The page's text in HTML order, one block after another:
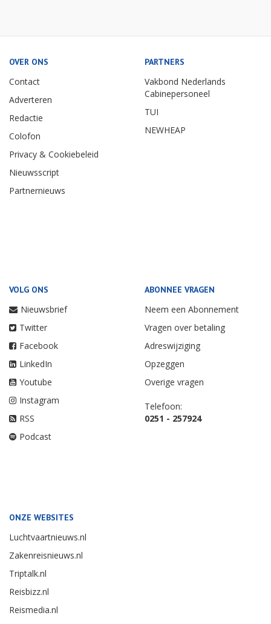
OVER ONS
Contact
Adverteren
Redactie
Colofon
Privacy & Cookiebeleid
Nieuwsscript
Partnernieuws
PARTNERS
Vakbond Nederlands
Cabinepersoneel
TUI
NEWHEAP
VOLG ONS
Nieuwsbrief
Twitter
Facebook
LinkedIn
Youtube
Instagram
RSS
Podcast
ABONNEE VRAGEN
Neem een Abonnement
Vragen over betaling
Adreswijziging
Opzeggen
Overige vragen
Telefoon:
0251 - 257924
ONZE WEBSITES
Luchtvaartnieuws.nl
Zakenreisnieuws.nl
Triptalk.nl
Reisbizz.nl
Reismedia.nl